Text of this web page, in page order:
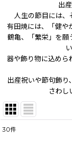
出
人生の節目には、
有田焼には、「健や
鶴亀、「繁栄」を願
器や飾り物に込めら
出産祝いや節句飾り
さわし
30件